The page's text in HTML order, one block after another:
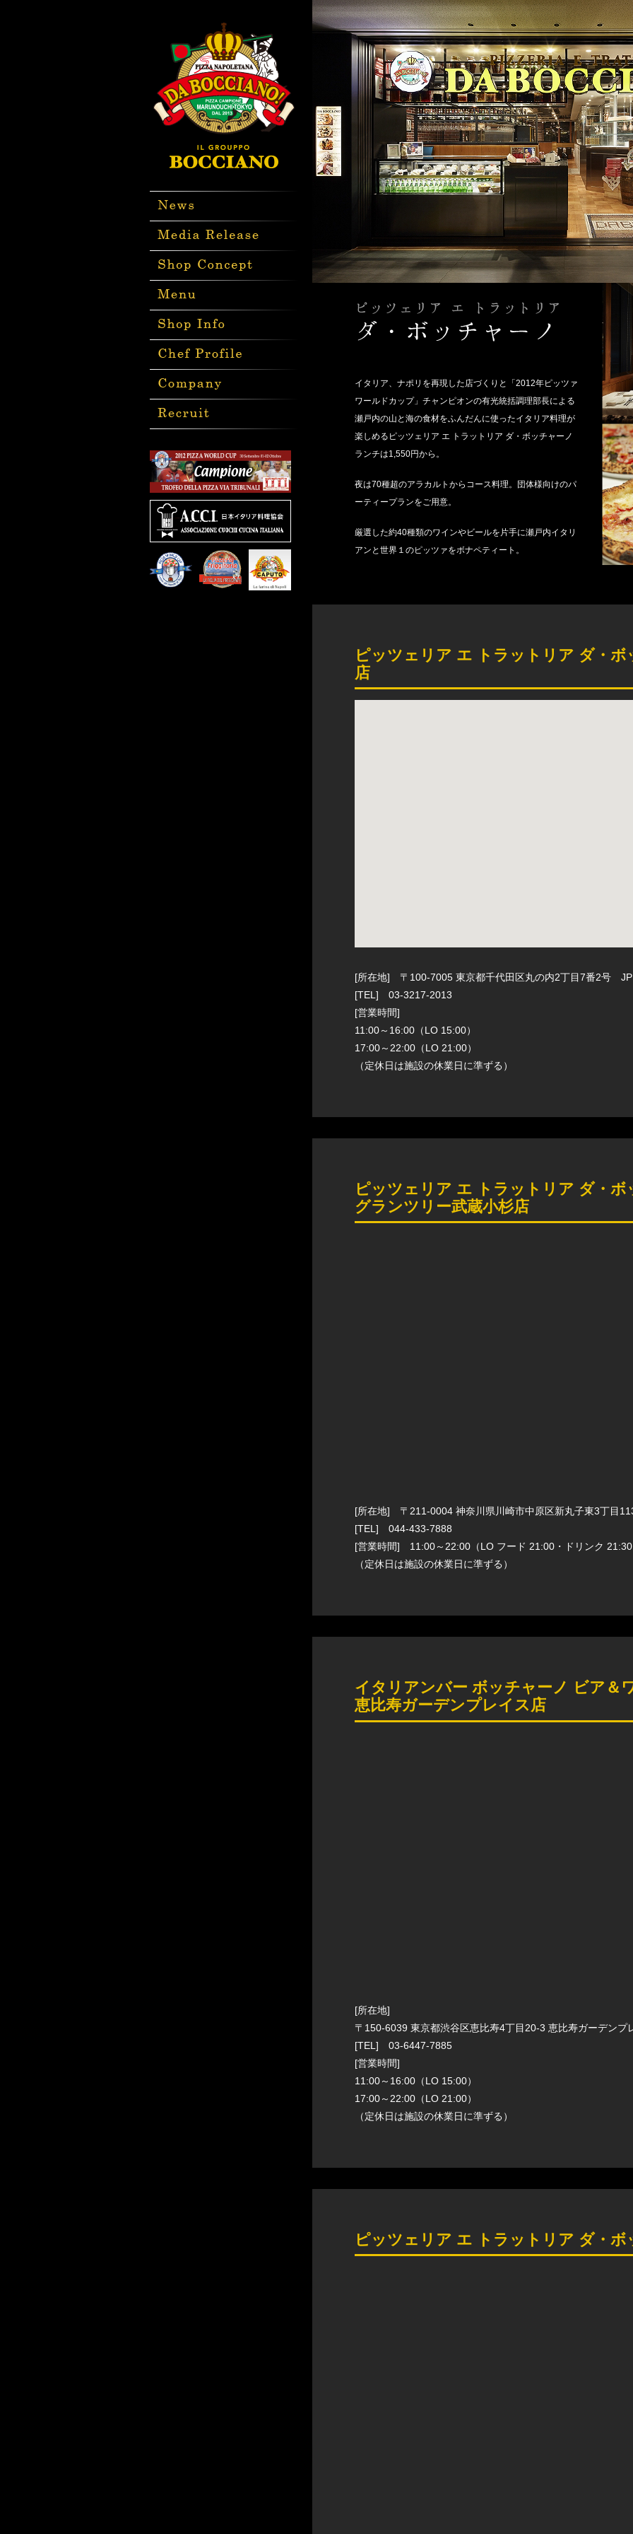
イタリア、ナポリを再現した店づくりと「2012年ピッツァ
ワールドカップ」チャンピオンの有光統括調理部長による
瀬戸内の山と海の食材をふんだんに使ったイタリア料理が
楽しめるピッツェリア エ トラットリア ダ・ボッチャーノ
ランチは1,550円から。
夜は70種超のアラカルトからコース料理。団体様向けのパ
ーティープランをご用意。
厳選した約40種類のワインやビールを片手に瀬戸内イタリ
アンと世界１のピッツァをボナペティート。
ピッツェリア エ トラットリア ダ・ボ
店
[所在地] 〒100-7005 東京都千代田区丸の内2丁目7番2号
[TEL] 03-3217-2013
[営業時間]
11:00～16:00（LO 15:00）
17:00～22:00（LO 21:00）
（定休日は施設の休業日に準ずる）
ピッツェリア エ トラットリア ダ・ボ
グランツリー武蔵小杉店
[所在地] 〒211-0004 神奈川県川崎市中原区新丸子東3丁目
[TEL] 044-433-7888
[営業時間] 11:00～22:00（LO フード 21:00・ドリンク
（定休日は施設の休業日に準ずる）
イタリアンバー ボッチャーノ ビア＆
恵比寿ガーデンプレイス店
[所在地]
〒150-6039 東京都渋谷区恵比寿4丁目20-3 恵比寿ガーデンプ
[TEL] 03-6447-7885
[営業時間]
11:00～16:00（LO 15:00）
17:00～22:00（LO 21:00）
（定休日は施設の休業日に準ずる）
ピッツェリア エ トラットリア ダ・ボ